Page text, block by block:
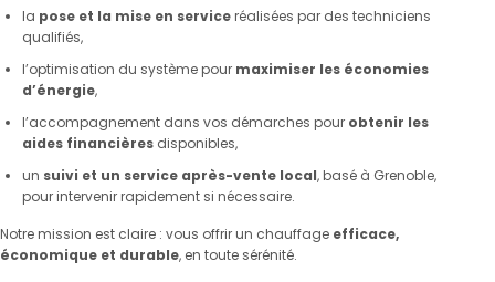
la pose et la mise en serviceréalisées par des techniciens
qualifiés,
l’optimisation du système pour maximiser les économies
d’énergie,
l’accompagnement dans vos démarches pour obtenir les
aides financières disponibles,
un suivi et un service après-vente local, basé à Grenoble,
pour intervenir rapidement si nécessaire.
Notre mission est claire : vous offrir un chauffage efficace,
économique et durable, en toute sérénité.